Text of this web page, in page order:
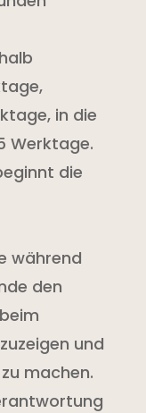
in die
Werktage.
die
während
den
und
machen.